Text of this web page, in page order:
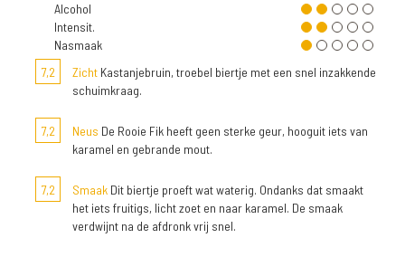
Alcohol
Intensit.
Nasmaak
7,2
Zicht Kastanjebruin, troebel biertje met een snel inzakkende
schuimkraag.
7,2 Neus De Rooie Fik heeft geen sterke geur, hooguit iets van
karamel en gebrande mout.
7,2 Smaak Dit biertje proeft wat waterig. Ondanks dat smaakt
het iets fruitigs, licht zoet en naar karamel. De smaak
verdwijnt na de afdronk vrij snel.